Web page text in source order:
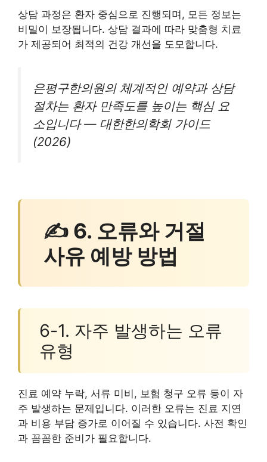
상담 과정은 환자 중심으로 진행되며, 모든 정보는
비밀이 보장됩니다. 상담 결과에 따라 맞춤형 치료
가 제공되어 최적의 건강 개선을 도모합니다.
은평구한의원의 체계적인 예약과 상담
절차는 환자 만족도를 높이는 핵심 요
소입니다 — 대한한의학회 가이드
(2026)
✍ 6. 오류와 거절
사유 예방 방법
6-1. 자주 발생하는 오류
유형
진료 예약 누락, 서류 미비, 보험 청구 오류 등이 자
주 발생하는 문제입니다. 이러한 오류는 진료 지연
과 비용 부담 증가로 이어질 수 있습니다. 사전 확인
과 꼼꼼한 준비가 필요합니다.